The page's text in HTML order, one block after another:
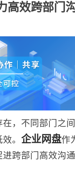
高效跨部门
，不同部门之
。 企业网盘作
跨部门高效沟